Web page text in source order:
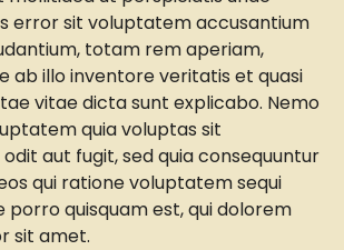
error sit voluptatem accusantium
totam rem aperiam,
ab illo inventore veritatis et quasi
vitae dicta sunt explicabo. Nemo
quia voluptas sit
aut fugit, sed quia consequuntur
qui ratione voluptatem sequi
porro quisquam est, qui dolorem
sit amet.